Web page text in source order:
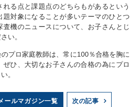
る点と課題点のどちらもがあるという
題対象になることが多いテーマのひとつ
査機のニュースについて、お子さんとじ
い。
プロ家庭教師は、常に100％合格を胸に
ぜひ、大切なお子さんの合格の為にプロ
。
ールマガジン一覧 次の記事